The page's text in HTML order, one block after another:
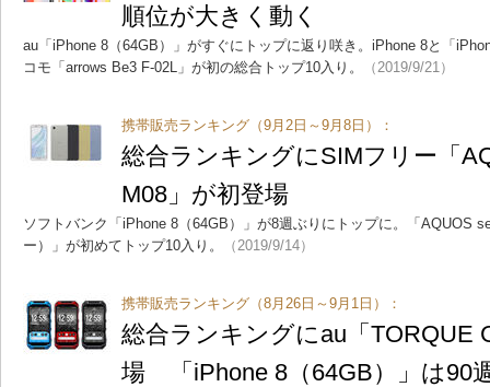
順位が大きく動く
au「iPhone 8（64GB）」がすぐにトップに返り咲き。iPhone 8と「
コモ「arrows Be3 F-02L」が初の総合トップ10入り。
（2019/9/21）
携帯販売ランキング（9月2日～9月8日）：
総合ランキングにSIMフリー「
M08」が初登場
ソフトバンク「iPhone 8（64GB）」が8週ぶりにトップに。「AQUOS
ー）」が初めてトップ10入り。
（2019/9/14）
携帯販売ランキング（8月26日～9月1日）：
総合ランキングにau「TORQUE
場 「iPhone 8（64GB）」は90